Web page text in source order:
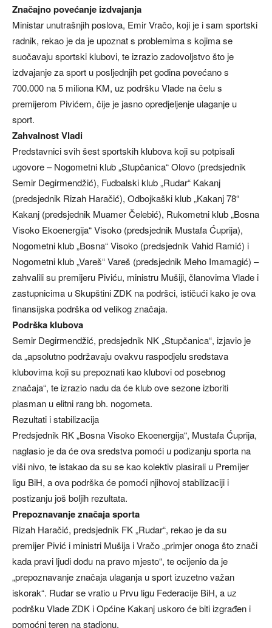
Značajno povećanje izdvajanja
Ministar unutrašnjih poslova, Emir Vračo, koji je i sam sportski
radnik, rekao je da je upoznat s problemima s kojima se
suočavaju sportski klubovi, te izrazio zadovoljstvo što je
izdvajanje za sport u posljednjih pet godina povećano s
700.000 na 5 miliona KM, uz podršku Vlade na čelu s
premijerom Pivićem, čije je jasno opredjeljenje ulaganje u
sport.
Zahvalnost Vladi
Predstavnici svih šest sportskih klubova koji su potpisali
ugovore – Nogometni klub „Stupčanica“ Olovo (predsjednik
Semir Degirmendžić), Fudbalski klub „Rudar“ Kakanj
(predsjednik Rizah Haračić), Odbojkaški klub „Kakanj 78“
Kakanj (predsjednik Muamer Čelebić), Rukometni klub „Bosna
Visoko Ekoenergija“ Visoko (predsjednik Mustafa Ćuprija),
Nogometni klub „Bosna“ Visoko (predsjednik Vahid Ramić) i
Nogometni klub „Vareš“ Vareš (predsjednik Meho Imamagić) –
zahvalili su premijeru Piviću, ministru Mušiji, članovima Vlade i
zastupnicima u Skupštini ZDK na podršci, ističući kako je ova
finansijska podrška od velikog značaja.
Podrška klubova
Semir Degirmendžić, predsjednik NK „Stupčanica“, izjavio je
da „apsolutno podržavaju ovakvu raspodjelu sredstava
klubovima koji su prepoznati kao klubovi od posebnog
značaja“, te izrazio nadu da će klub ove sezone izboriti
plasman u elitni rang bh. nogometa.
Rezultati i stabilizacija
Predsjednik RK „Bosna Visoko Ekoenergija“, Mustafa Ćuprija,
naglasio je da će ova sredstva pomoći u podizanju sporta na
viši nivo, te istakao da su se kao kolektiv plasirali u Premijer
ligu BiH, a ova podrška će pomoći njihovoj stabilizaciji i
postizanju još boljih rezultata.
Prepoznavanje značaja sporta
Rizah Haračić, predsjednik FK „Rudar“, rekao je da su
premijer Pivić i ministri Mušija i Vračo „primjer onoga što znači
kada pravi ljudi dođu na pravo mjesto“, te ocijenio da je
„prepoznavanje značaja ulaganja u sport izuzetno važan
iskorak“. Rudar se vratio u Prvu ligu Federacije BiH, a uz
podršku Vlade ZDK i Općine Kakanj uskoro će biti izgrađen i
pomoćni teren na stadionu.